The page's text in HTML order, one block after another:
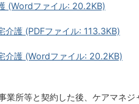
(Wordファイル: 20.2KB)
介護 (PDFファイル: 113.3KB)
介護 (Wordファイル: 20.2KB)
業所等と契約した後、ケアマネジ